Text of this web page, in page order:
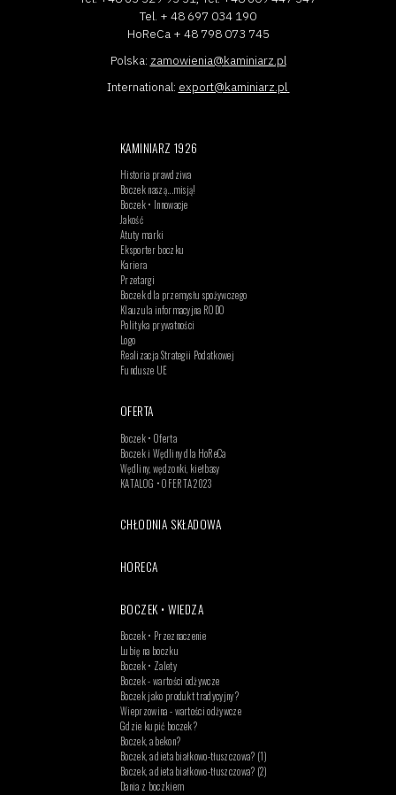
Tel. + 48 697 034 190
HoReCa + 48 798 073 745
Polska: zamowienia@kaminiarz.pl
International: export@kaminiarz.pl
KAMINIARZ 1926
Historia prawdziwa
Boczek naszą...misją!
Boczek • Innowacje
Jakość
Atuty marki
Eksporter boczku
Kariera
Przetargi
Boczek dla przemysłu spożywczego
Klauzula informacyjna RODO
Polityka prywatności
Logo
Realizacja Strategii Podatkowej
Fundusze UE
OFERTA
Boczek • Oferta
Boczek i Wędliny dla HoReCa
Wędliny, wędzonki, kiełbasy
KATALOG • OFERTA 2023
CHŁODNIA SKŁADOWA
HORECA
BOCZEK • WIEDZA
Boczek • Przeznaczenie
Lubię na boczku
Boczek • Zalety
Boczek - wartości odżywcze
Boczek jako produkt tradycyjny?
Wieprzowina - wartości odżywcze
Gdzie kupić boczek?
Boczek, a bekon?
Boczek, a dieta białkowo-tłuszczowa? (1)
Boczek, a dieta białkowo-tłuszczowa? (2)
Dania z boczkiem